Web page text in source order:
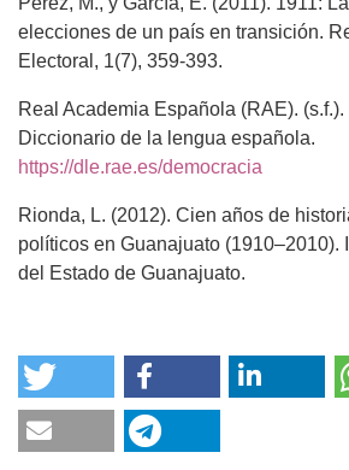
elecciones de un país en transición.
Electoral, 1(7), 359-393.
Real Academia Española (RAE).
Diccionario de la lengua española.
https://dle.rae.es/democracia
Rionda, L. (2012). Cien años de
políticos en Guanajuato (1910–2010).
del Estado de Guanajuato.